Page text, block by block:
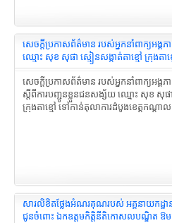
សេចក្ដីប្រកាសព័ត៌មាន របស់អ្នកនាំពាក្យអង្
ឈ្មោះ សុខ សុផា ស្មៀនសង្កាត់តាខ្មៅ ក្រុងតា
សេចក្ដីប្រកាសព័ត៌មាន របស់អ្នកនាំពាក្យអង្គ
ស្តីពីការបញ្ជូនខ្លួនជនសង្ស័យ ឈ្មោះ សុខ សុផា
ក្រុងតាខ្មៅ ទៅកាន់តុលាការដំបូងខេត្តកណ្តា
សារលិខិតថ្លែងអំណរគុណរបស់ អគ្គនាយកដ្ឋាន
ជូនចំពោះ ឯកឧត្តមកិត្តិនីតិកោសលបណ្ឌិត ឱម